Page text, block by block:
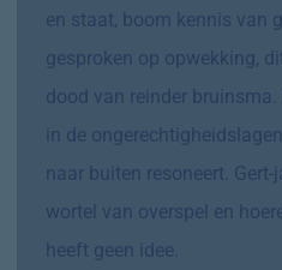
en staat, boom kennis van
gesproken op opwekking,
dood van reinder
in de
naar buiten resoneert.
wortel van overspel en
heeft geen idee.